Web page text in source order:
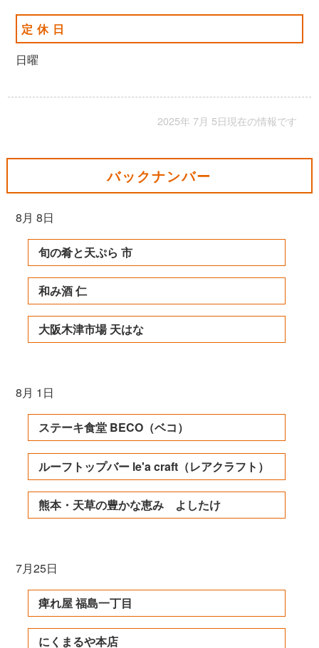
定休日
日曜
2025年 7月 5日現在の情報です
バックナンバー
8月 8日
旬の肴と天ぷら 市
和み酒 仁
大阪木津市場 天はな
8月 1日
ステーキ食堂 BECO（ベコ）
ルーフトップバー le'a craft（レアクラフト）
熊本・天草の豊かな恵み よしたけ
7月25日
痺れ屋 福島一丁目
にくまるや本店